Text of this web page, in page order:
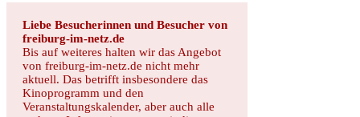
Liebe Besucherinnen und Besucher von
freiburg-im-netz.de
Bis auf weiteres halten wir das Angebot
von freiburg-im-netz.de nicht mehr
aktuell. Das betrifft insbesondere das
Kinoprogramm und den
Veranstaltungskalender, aber auch alle